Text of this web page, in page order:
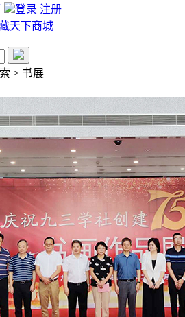
登录 注册
天下商城
> 书展